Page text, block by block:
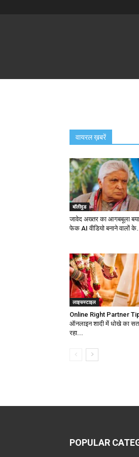
वायरल ख़बरें
बॉलीवुड
जावेद अख्तर का आगबबूला
फेक AI वीडियो बनाने वालों
लाइफस्टाइल
Online Right Partner
ऑनलाइन शादी में धोखे का
रहा...
POPULAR